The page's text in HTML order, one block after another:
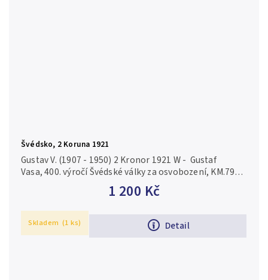
Švédsko, 2 Koruna 1921
1 200 Kč
Detail
Gustav V. (1907 - 1950) 2 Kronor 1921 W - Gustaf
Vasa, 400. výročí Švédské války za osvobození, KM.799,
luxusní zachovalost, ražební lesk, patina, nep. rysky
Skladem (1 ks)